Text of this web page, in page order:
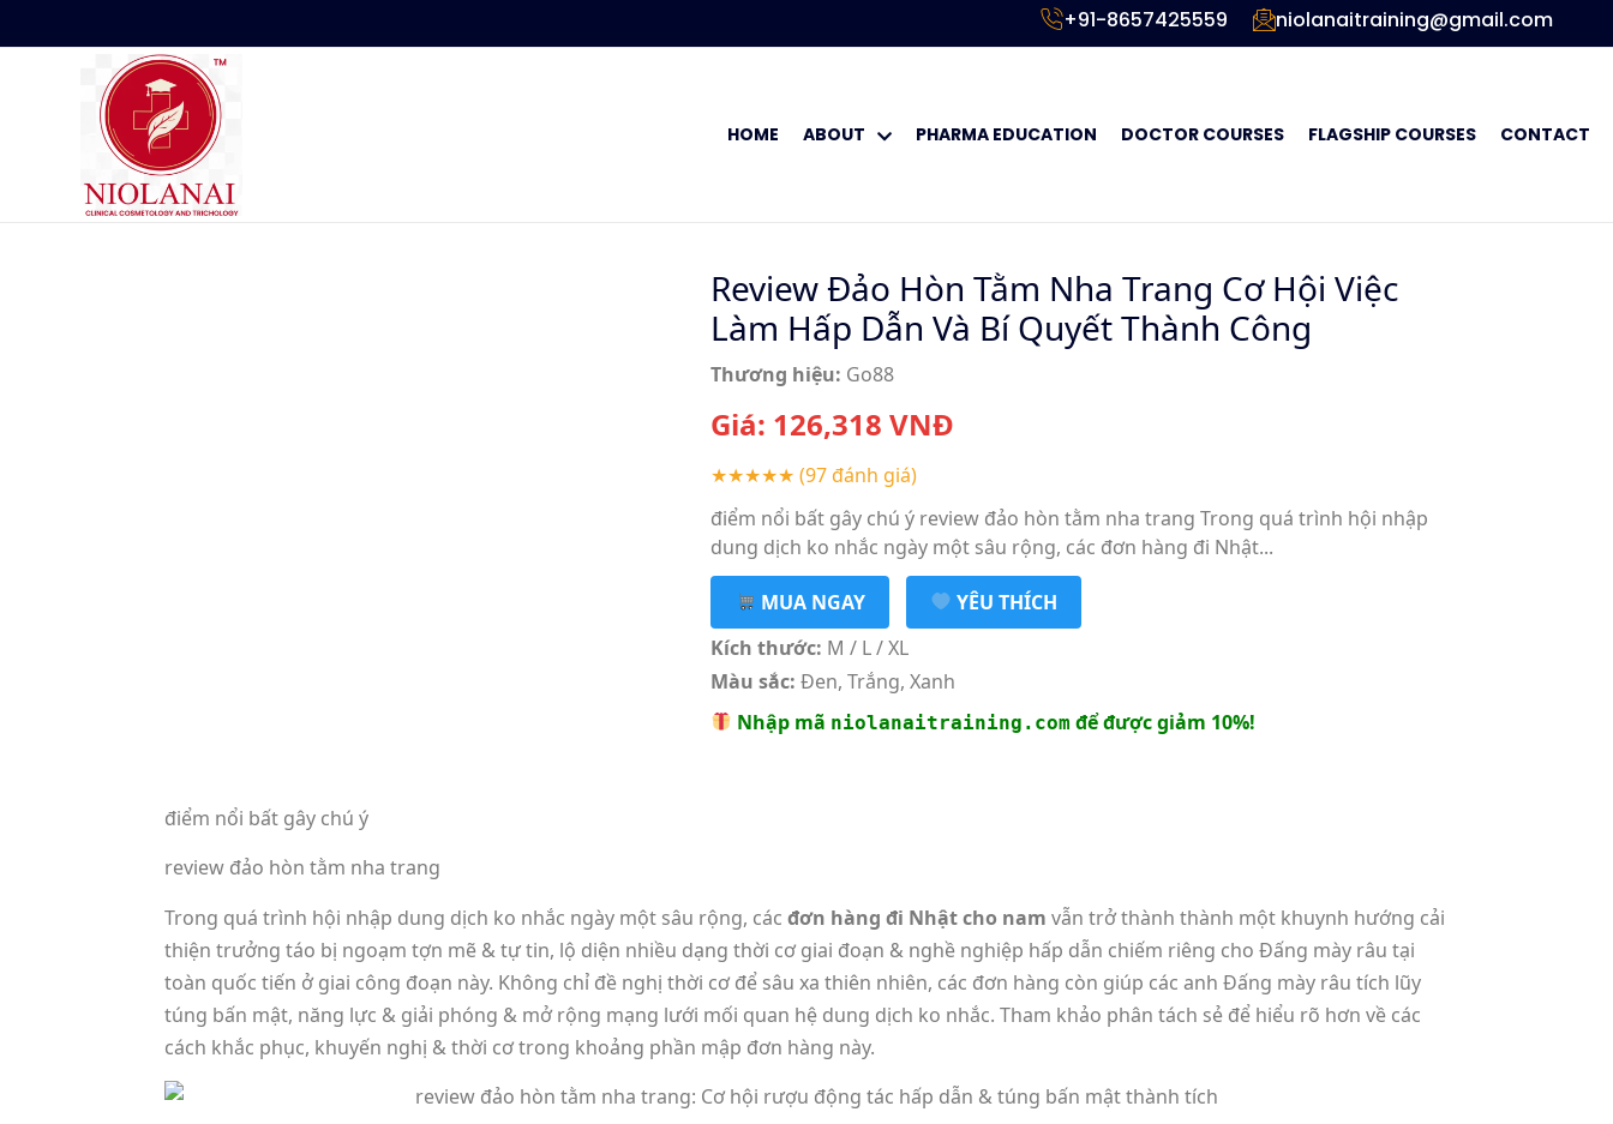
+91-8657425559 niolanaitraining@gmail.com
HOME ABOUT PHARMA EDUCATION DOCTOR COURSES FLAGSHIP COURSES CONTACT
Review Đảo Hòn Tằm Nha Trang Cơ Hội Việc
Làm Hấp Dẫn Và Bí Quyết Thành Công
Thương hiệu: Go88
Giá: 126,318 VNĐ
★★★★★ (97 đánh giá)
điểm nổi bất gây chú ý review đảo hòn tằm nha trang Trong quá trình hội nhập
dung dịch ko nhắc ngày một sâu rộng, các đơn hàng đi Nhật...
MUA NGAY
YÊU THÍCH
Kích thước: M / L / XL
Màu sắc: Đen, Trắng, Xanh
Nhập mã niolanaitraining.com để được giảm 10%!
điểm nổi bất gây chú ý
review đảo hòn tằm nha trang
Trong quá trình hội nhập dung dịch ko nhắc ngày một sâu rộng, các đơn hàng đi Nhật cho nam vẫn trở thành thành một khuynh hướng cải
thiện trưởng táo bị ngoạm tợn mẽ & tự tin, lộ diện nhiều dạng thời cơ giai đoạn & nghề nghiệp hấp dẫn chiếm riêng cho Đấng mày râu tại
toàn quốc tiến ở giai công đoạn này. Không chỉ đề nghị thời cơ để sâu xa thiên nhiên, các đơn hàng còn giúp các anh Đấng mày râu tích lũy
túng bấn mật, năng lực & giải phóng & mở rộng mạng lưới mối quan hệ dung dịch ko nhắc. Tham khảo phân tách sẻ để hiểu rõ hơn về các
cách khắc phục, khuyến nghị & thời cơ trong khoảng phần mập đơn hàng này.